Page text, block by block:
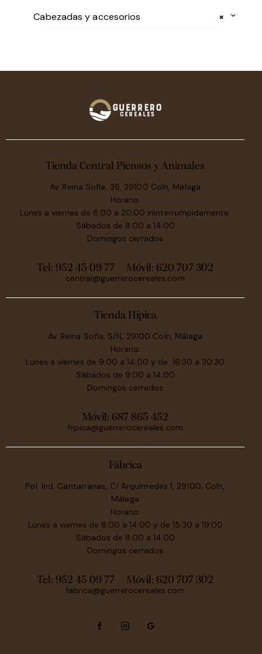
×
Cabezadas y accesorios
Tienda Central Piensos y Animales
Av. Reina Sofía, 36, 29100 Coín, Málaga
Horario:
Lunes a viernes de 8:00 a 20:00 ininterrumpidamente.
Sábados de 8:00 a 14:00
Domingos cerrados
Tel: 952 45 09 77 Móvil: 620 707 302
central@guerrerocereales.com
Tienda Hípica
Av. Reina Sofía, S/N, 29100 Coín, Málaga
Horario:
Lunes a viernes de 9:00 a 14:00 y de 16:30 a 20:30
Sábados de 9:00 a 14:00
Domingos cerrados
Móvil: 687 865 452
hipica@guerrerocereales.com
Fábrica
Pol. Ind. Cantarranas, C/ Arquímedes 1, 29100, Coín,
Málaga
Horario:
Lunes a viernes de 8:00 a 14:00 y de 15:30 a 19:00
Sábados de 8:00 a 14:00
Domingos cerrados
Tel: 952 45 09 77 Móvil: 620 707 302
fabrica@guerrerocereales.com